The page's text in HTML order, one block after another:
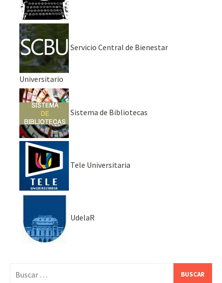
Servicio Central de Bienestar
Universitario
Sistema de Bibliotecas
Tele Universitaria
UdelaR